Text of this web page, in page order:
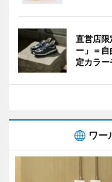
直営店
ー」＝
定カラ
ワー